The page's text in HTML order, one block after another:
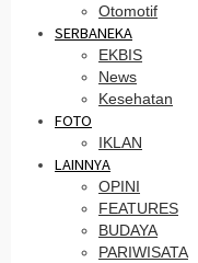
Otomotif
SERBANEKA
EKBIS
News
Kesehatan
FOTO
IKLAN
LAINNYA
OPINI
FEATURES
BUDAYA
PARIWISATA